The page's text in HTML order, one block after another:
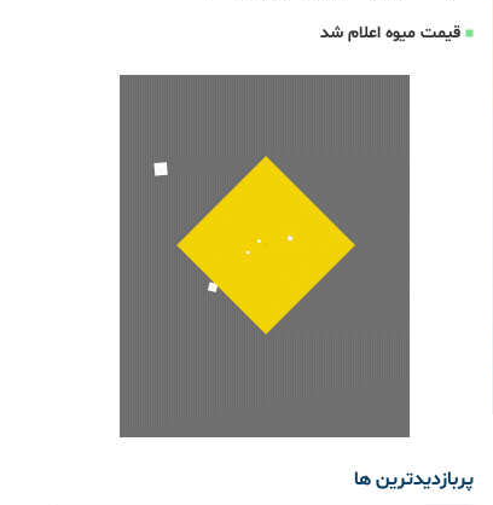
قیمت میوه اعلام شد
پربازدیدترین ها